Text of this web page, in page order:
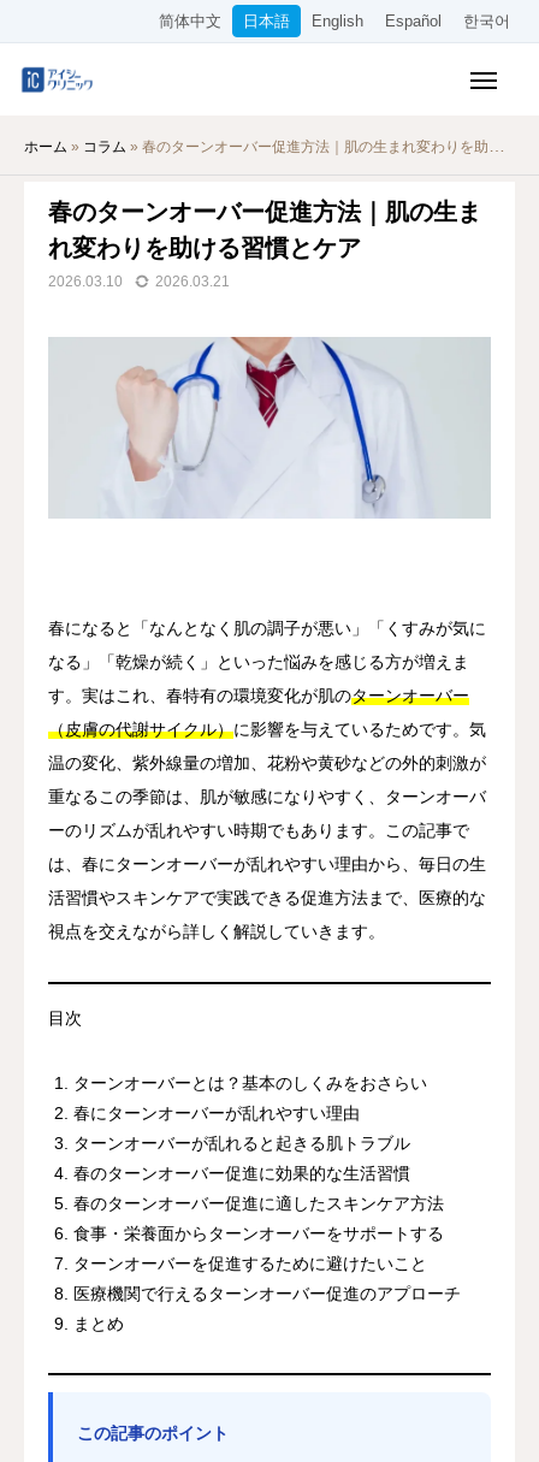
简体中文 日本語 English Español 한국어
ホーム » コラム » 春のターンオーバー促進方法｜肌の生まれ変わりを助ける習慣とケア
春のターンオーバー促進方法｜肌の生ま
れ変わりを助ける習慣とケア
2026.03.10 2026.03.21
春になると「なんとなく肌の調子が悪い」「くすみが気に
なる」「乾燥が続く」といった悩みを感じる方が増えま
す。実はこれ、春特有の環境変化が肌のターンオーバー
（皮膚の代謝サイクル）に影響を与えているためです。気
温の変化、紫外線量の増加、花粉や黄砂などの外的刺激が
重なるこの季節は、肌が敏感になりやすく、ターンオーバ
ーのリズムが乱れやすい時期でもあります。この記事で
は、春にターンオーバーが乱れやすい理由から、毎日の生
活習慣やスキンケアで実践できる促進方法まで、医療的な
視点を交えながら詳しく解説していきます。
目次
ターンオーバーとは？基本のしくみをおさらい
春にターンオーバーが乱れやすい理由
ターンオーバーが乱れると起きる肌トラブル
春のターンオーバー促進に効果的な生活習慣
春のターンオーバー促進に適したスキンケア方法
食事・栄養面からターンオーバーをサポートする
ターンオーバーを促進するために避けたいこと
医療機関で行えるターンオーバー促進のアプローチ
まとめ
この記事のポイント
料金表
オンライン診療
当院について
採用情報
言語
简体中文 日本語 English Español 한국어